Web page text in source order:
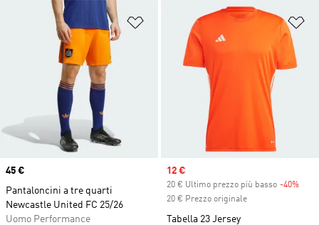
Aggiungi alla lista dei desideri
Price
45 €
Pantaloncini a tre quarti
Newcastle United FC 25/26
Uomo Performance
Sale price
12 €
20 € Ultimo prezzo più basso -40%
20 € Prezzo originale
Tabella 23 Jersey